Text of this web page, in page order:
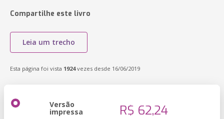
Compartilhe este livro
Leia um trecho
Esta página foi vista 1924vezes desde 16/06/2019
Versão
impressa R$ 62,24